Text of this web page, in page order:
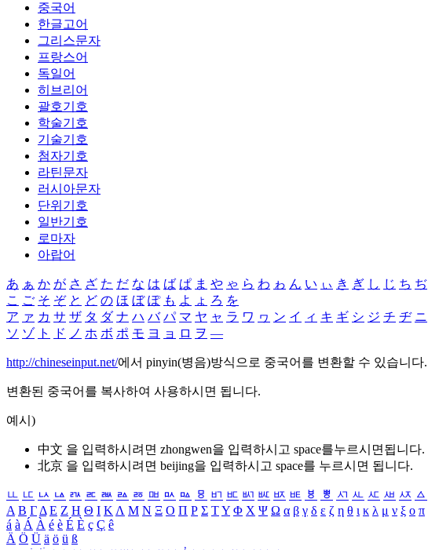
중국어
한글고어
그리스문자
프랑스어
독일어
히브리어
괄호기호
학술기호
기술기호
첨자기호
라틴문자
러시아문자
단위기호
일반기호
로마자
아랍어
あ ぁ か が さ ざ た だ な は ば ぱ ま や ゃ ら わ ゎ ん い ぃ き ぎ し じ ち ぢ
こ ご そ ぞ と ど の ほ ぼ ぽ も よ ょ ろ を
ア ァ カ サ ザ タ ダ ナ ハ バ パ マ ヤ ャ ラ ワ ヮ ン イ ィ キ ギ シ ジ チ ヂ ニ
ソ ゾ ト ド ノ ホ ボ ポ モ ヨ ョ ロ ヲ ―
http://chineseinput.net/에서 pinyin(병음)방식으로 중국어를 변환할 수 있습니다.
변환된 중국어를 복사하여 사용하시면 됩니다.
예시)
中文 을 입력하시려면 zhongwen을 입력하시고 space를누르시면됩니다.
北京 을 입력하시려면 beijing을 입력하시고 space를 누르시면 됩니다.
ㅥ ㅦ ㅧ ㅨ ㅩ ㅪ ㅫ ㅬ ㅭ ㅮ ㅯ ㅰ ㅱ ㅲ ㅳ ㅴ ㅵ ㅶ ㅷ ㅸ ㅹ ㅺ ㅻ ㅼ ㅽ ㅾ ㅿ
Α Β ΓΔ Ε Ζ Η Θ Ι ΚΛ Μ Ν Ξ Ο Π Ρ Σ ΤΥ Φ Χ Ψ Ω α β γ δ ε ζ η θ ι κ λ μ ν ξ ο π
á à Á À é è É È ç Ç ê
Ä Ö Ü ä ö ü ß